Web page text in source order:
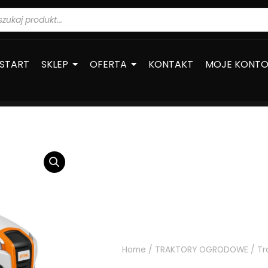
START SKLEP OFERTA KONTAKT MOJE KONTO
Home / TRAKTORY OGRODOWE /